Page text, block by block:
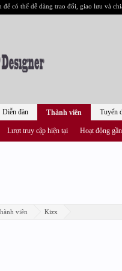
có thể dễ dàng trao đổi, giao lưu và
viên Kizx
Diễn đàn Thành viên
Lượt truy cập hiện tại Hoạt động
Tuyển